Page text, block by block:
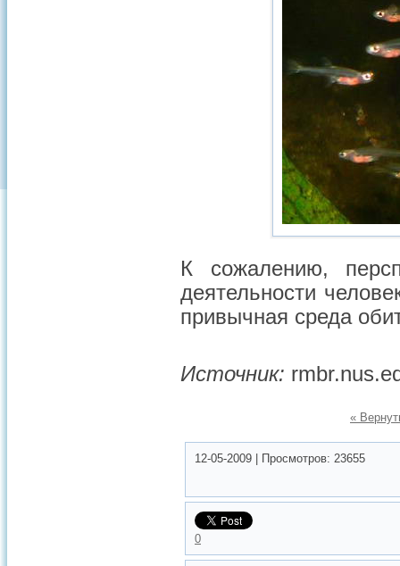
К сожалению,
деятельности
привычная среда
Источник:
«
12-05-2009 Просмотров: 23655
0